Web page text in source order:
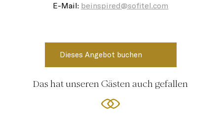
E-Mail: beinspired@sofitel.com
Das hat unseren Gästen auch gefallen